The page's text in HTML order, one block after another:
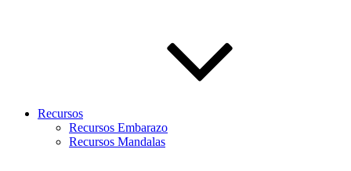
Recursos
Recursos Embarazo
Recursos Mandalas